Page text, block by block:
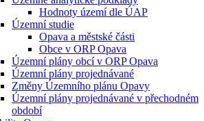
Hodnoty území dle ÚAP
Územní studie
Opava a městské části
Obce v ORP Opava
Územní plány obcí v ORP Opava
Územní plány projednávané
Změny Územního plánu Opavy
Územní plány projednávané v přechodném
období